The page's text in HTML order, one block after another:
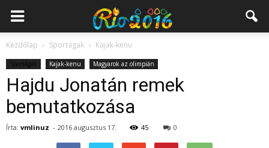
Kezdőlap Sportágak Kajak-kenu
Sportágak Kajak-kenu Magyarok az olimpián
Hajdu Jonatán remek
bemutatkozása
Írta: vmlinuz - 2016 augusztus 17. 45 0